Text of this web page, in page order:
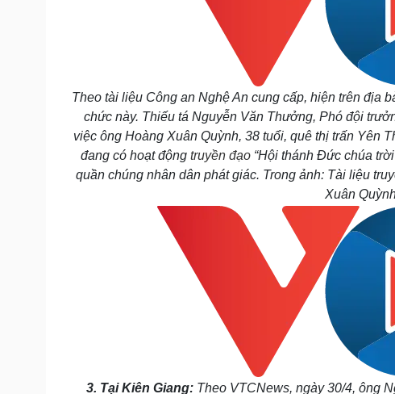
Theo tài liệu Công an Nghệ An cung cấp, hiện trên địa
chức này. Thiếu tá Nguyễn Văn Thưởng, Phó đội
việc ông Hoàng Xuân Quỳnh, 38 tuổi, quê thị trấn Yên
đang có hoạt động truyền đạo “Hội thánh Đức chúa
quần chúng nhân dân phát giác. Trong ảnh: Tài liệu
Xuân
3. Tại Kiên Giang: Theo VTCNews, ngày 30/4, ông